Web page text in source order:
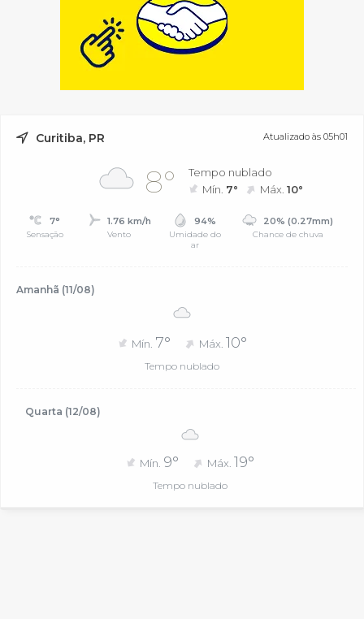
Curitiba, PR Atualizado às 05h01
8°
Tempo nublado
Mín. 7° Máx.10°
7°
Sensação
1.76 km/h
Vento
94%
Umidade do
ar
20% (0.27mm)
Chance de chuva
Amanhã (11/08)
Mín. 7° Máx. 10°
Tempo nublado
Quarta (12/08)
Mín. 9° Máx. 19°
Tempo nublado